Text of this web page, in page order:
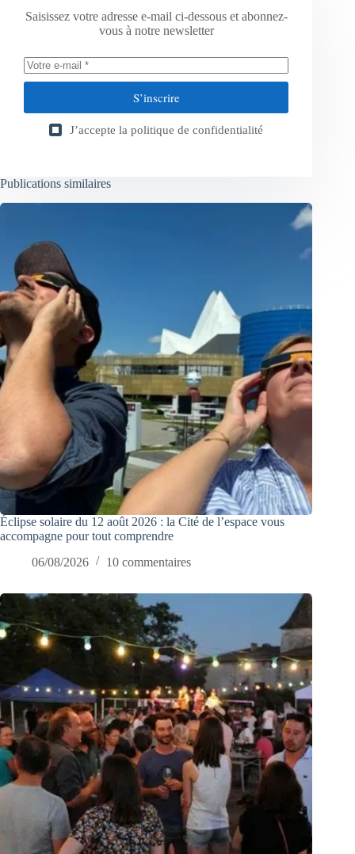
Saisissez votre adresse e-mail ci-dessous et abonnez-
vous à notre newsletter
S’inscrire
J’accepte la politique de confidentialité
Publications similaires
Éclipse solaire du 12 août 2026 : la Cité de l’espace vous
accompagne pour tout comprendre
06/08/2026
10 commentaires